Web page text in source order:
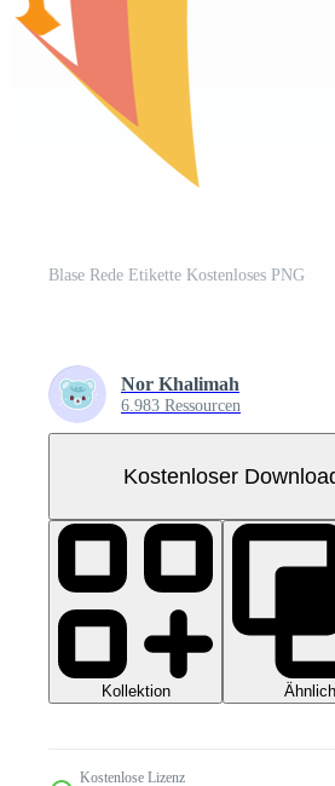
Blase Rede Etikette Kostenloses PNG
Nor Khalimah
6.983 Ressourcen
Kostenloser
Kollektion Ähnlich
Kostenlose Lizenz